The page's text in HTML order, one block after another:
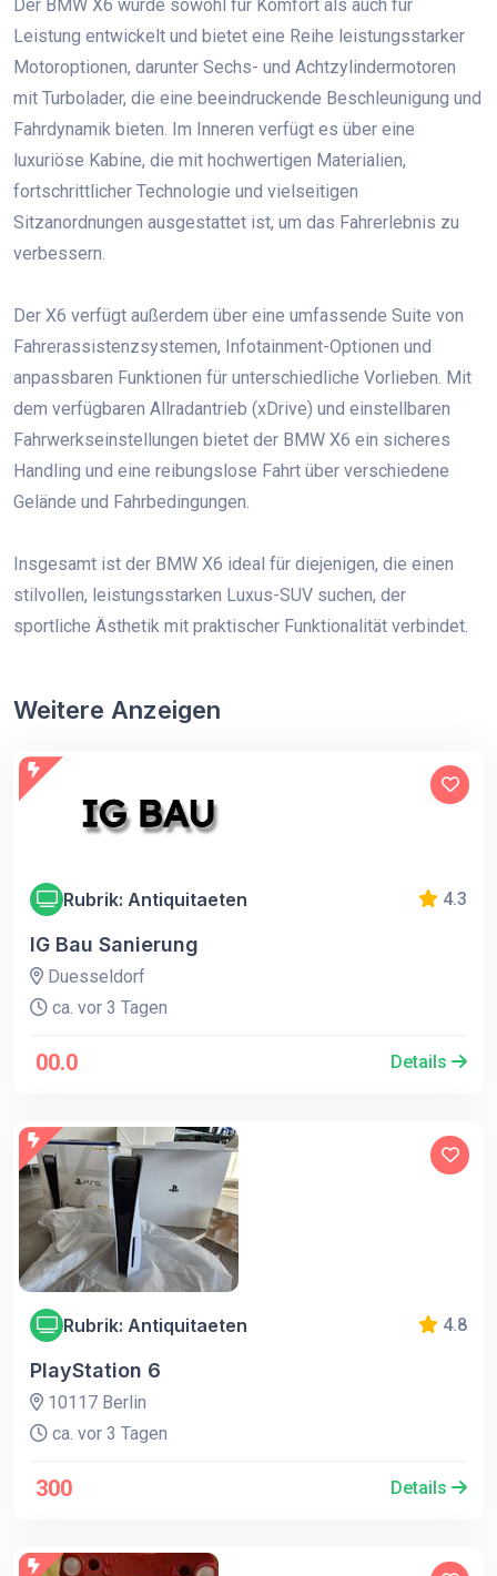
Der BMW X6 wurde sowohl für Komfort als auch für
Leistung entwickelt und bietet eine Reihe leistungsstarker
Motoroptionen, darunter Sechs- und Achtzylindermotoren
mit Turbolader, die eine beeindruckende Beschleunigung und
Fahrdynamik bieten. Im Inneren verfügt es über eine
luxuriöse Kabine, die mit hochwertigen Materialien,
fortschrittlicher Technologie und vielseitigen
Sitzanordnungen ausgestattet ist, um das Fahrerlebnis zu
verbessern.
Der X6 verfügt außerdem über eine umfassende Suite von
Fahrerassistenzsystemen, Infotainment-Optionen und
anpassbaren Funktionen für unterschiedliche Vorlieben. Mit
dem verfügbaren Allradantrieb (xDrive) und einstellbaren
Fahrwerkseinstellungen bietet der BMW X6 ein sicheres
Handling und eine reibungslose Fahrt über verschiedene
Gelände und Fahrbedingungen.
Insgesamt ist der BMW X6 ideal für diejenigen, die einen
stilvollen, leistungsstarken Luxus-SUV suchen, der
sportliche Ästhetik mit praktischer Funktionalität verbindet.
Weitere Anzeigen
Rubrik: Antiquitaeten 4.3
IG Bau Sanierung
Duesseldorf
ca. vor 3 Tagen
00.0 Details
Rubrik: Antiquitaeten 4.8
PlayStation 6
10117 Berlin
ca. vor 3 Tagen
300 Details